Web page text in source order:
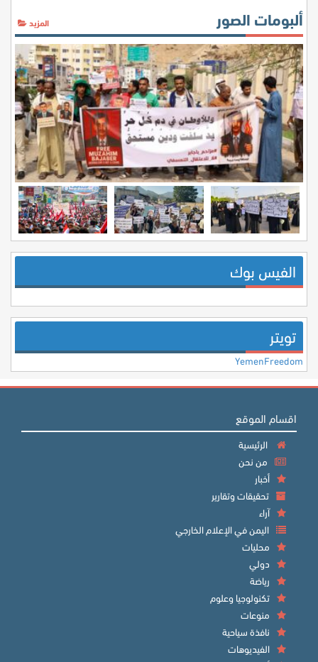
ألبومات الصور المزيد
الفيس بوك
تويتر
YemenFreedom
اقسام الموقع
الرئيسية
من نحن
أخبار
تحقيقات وتقارير
آراء
اليمن في الإعلام الخارجي
محليات
دولي
رياضة
تكنولوجيا وعلوم
منوعات
نافذة سياحية
الفيديوهات